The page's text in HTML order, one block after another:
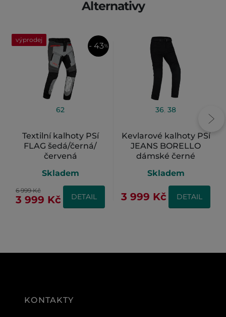
Alternativy
62
Textilní kalhoty PSí
FLAG šedá/černá/
červená
výprodej
- 43%
Skladem
6 999 Kč
3 999 Kč DETAIL
36, 38
Kevlarové kalhoty PSí
JEANS BORELLO
dámské černé
Skladem
3 999 Kč DETAIL
KONTAKTY